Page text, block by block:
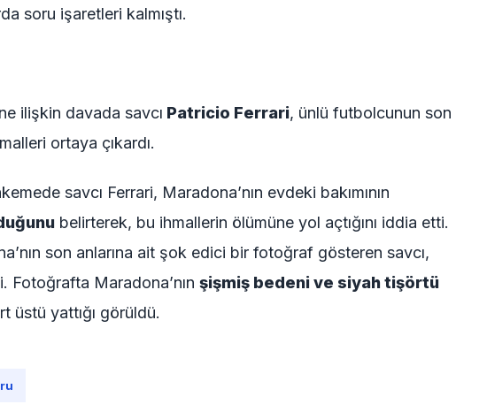
soru işaretleri kalmıştı.
ilişkin davada savcı Patricio Ferrari, ünlü futbolcunun son
ortaya çıkardı.
savcı Ferrari, Maradona’nın evdeki bakımının
belirterek, bu ihmallerin ölümüne yol açtığını iddia etti.
son anlarına ait şok edici bir fotoğraf gösteren savcı,
Fotoğrafta Maradona’nın şişmiş bedeni ve siyah tişörtü
üstü yattığı görüldü.